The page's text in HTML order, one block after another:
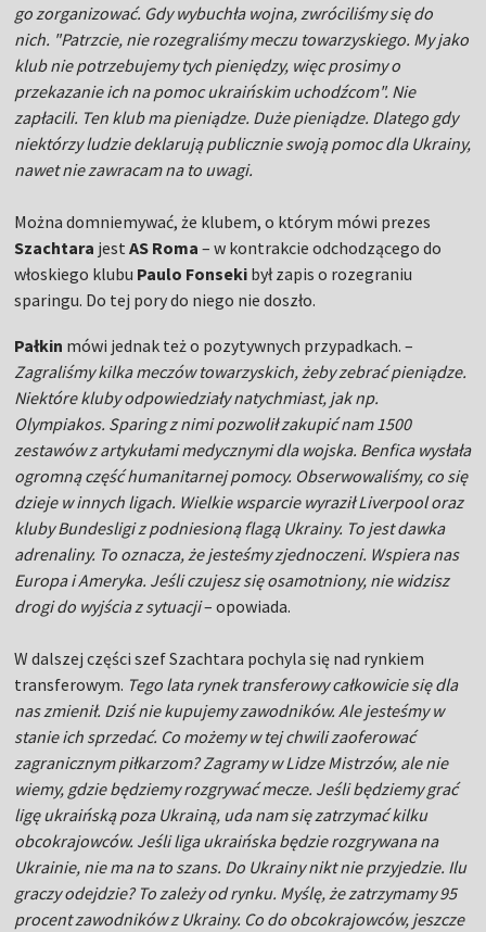
go zorganizować. Gdy wybuchła wojna, zwróciliśmy się do
nich. "Patrzcie, nie rozegraliśmy meczu towarzyskiego. My jako
klub nie potrzebujemy tych pieniędzy, więc prosimy o
przekazanie ich na pomoc ukraińskim uchodźcom". Nie
zapłacili. Ten klub ma pieniądze. Duże pieniądze. Dlatego gdy
niektórzy ludzie deklarują publicznie swoją pomoc dla Ukrainy,
nawet nie zawracam na to uwagi.
Można domniemywać, że klubem, o którym mówi prezes
Szachtara jestAS Roma – w kontrakcie odchodzącego do
włoskiego klubu Paulo Fonseki był zapis o rozegraniu
sparingu. Do tej pory do niego nie doszło.
Pałkin mówi jednak też o pozytywnych przypadkach. –
Zagraliśmy kilka meczów towarzyskich, żeby zebrać pieniądze.
Niektóre kluby odpowiedziały natychmiast, jak np.
Olympiakos. Sparing z nimi pozwolił zakupić nam 1500
zestawów z artykułami medycznymi dla wojska. Benfica wysłała
ogromną część humanitarnej pomocy. Obserwowaliśmy, co się
dzieje w innych ligach. Wielkie wsparcie wyraził Liverpool oraz
kluby Bundesligi z podniesioną flagą Ukrainy. To jest dawka
adrenaliny. To oznacza, że jesteśmy zjednoczeni. Wspiera nas
Europa i Ameryka. Jeśli czujesz się osamotniony, nie widzisz
drogi do wyjścia z sytuacji– opowiada.
W dalszej części szef Szachtara pochyla się nad rynkiem
transferowym. Tego lata rynek transferowy całkowicie się dla
nas zmienił. Dziś nie kupujemy zawodników. Ale jesteśmy w
stanie ich sprzedać. Co możemy w tej chwili zaoferować
zagranicznym piłkarzom? Zagramy w Lidze Mistrzów, ale nie
wiemy, gdzie będziemy rozgrywać mecze. Jeśli będziemy grać
ligę ukraińską poza Ukrainą, uda nam się zatrzymać kilku
obcokrajowców. Jeśli liga ukraińska będzie rozgrywana na
Ukrainie, nie ma na to szans. Do Ukrainy nikt nie przyjedzie. Ilu
graczy odejdzie? To zależy od rynku. Myślę, że zatrzymamy 95
procent zawodników z Ukrainy. Co do obcokrajowców, jeszcze